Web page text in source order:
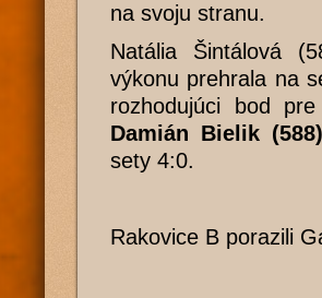
na svoju stranu.
Natália Šintálová
výkonu prehrala na
rozhodujúci bod
Damián Bielik (588)
sety 4:0.
Rakovice B porazili